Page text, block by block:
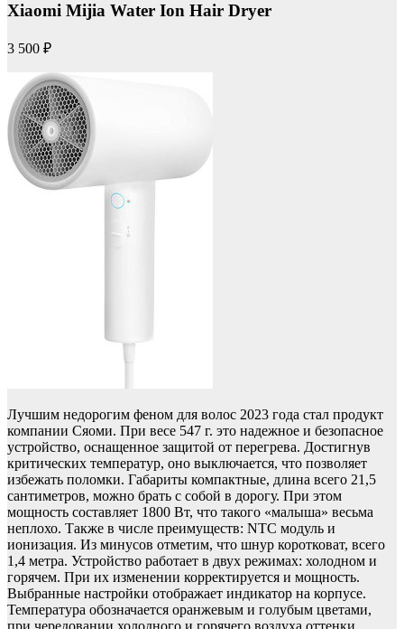
Xiaomi Mijia Water Ion Hair Dryer
3 500 ₽
Лучшим недорогим феном для волос 2023 года стал продукт
компании Сяоми. При весе 547 г. это надежное и безопасное
устройство, оснащенное защитой от перегрева. Достигнув
критических температур, оно выключается, что позволяет
избежать поломки. Габариты компактные, длина всего 21,5
сантиметров, можно брать с собой в дорогу. При этом
мощность составляет 1800 Вт, что такого «малыша» весьма
неплохо. Также в числе преимуществ: NTC модуль и
ионизация. Из минусов отметим, что шнур коротковат, всего
1,4 метра. Устройство работает в двух режимах: холодном и
горячем. При их изменении корректируется и мощность.
Выбранные настройки отображает индикатор на корпусе.
Температура обозначается оранжевым и голубым цветами,
при чередовании холодного и горячего воздуха оттенки